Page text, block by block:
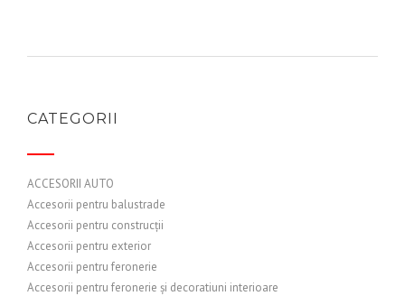
CATEGORII
ACCESORII AUTO
Accesorii pentru balustrade
Accesorii pentru construcții
Accesorii pentru exterior
Accesorii pentru feronerie
Accesorii pentru feronerie și decoratiuni interioare